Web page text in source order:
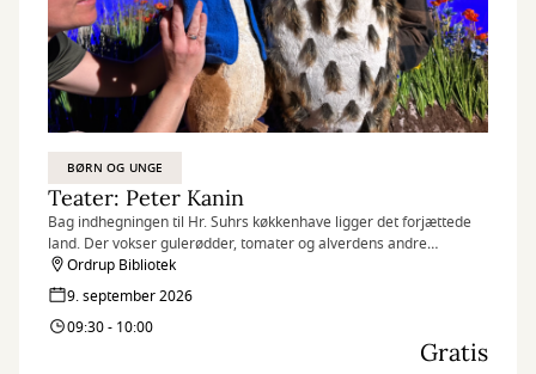
BØRN OG UNGE
Teater: Peter Kanin
Bag indhegningen til Hr. Suhrs køkkenhave ligger det forjættede
land. Der vokser gulerødder, tomater og alverdens andre
lækkerier, som en lille kanin kan begære.
Ordrup Bibliotek
9. september 2026
09:30 - 10:00
Gratis